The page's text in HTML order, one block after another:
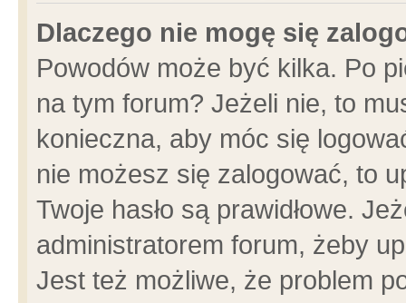
Dlaczego nie mogę się
Powodów może być kilka. Po
na tym forum? Jeżeli nie, to
konieczna, aby móc się
nie możesz się zalogować, to
Twoje hasło są prawidłowe.
administratorem forum, żeby
Jest też możliwe, że problem